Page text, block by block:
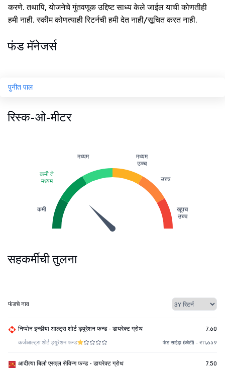
करणे. तथापि, योजनेचे गुंतवणूक उद्दिष्ट साध्य केले जाईल याची कोणतीही
हमी नाही. स्कीम कोणत्याही रिटर्नची हमी देत नाही/सूचित करत नाही.
फंड मॅनेजर्स
पुनीत पाल
रिस्क-ओ-मीटर
कमी
कमी ते
मध्यम
मध्यम
मध्यम
उच्च
उच्च
खूपच
उच्च
सहकर्मींची तुलना
फंडचे नाव
निप्पोन इन्डीया आल्ट्रा शोर्ट ड्यूरेशन फन्ड - डायरेक्ट ग्रोथ 7.60
कर्जआल्ट्रा शोर्ट ड्यूरेशन फन्ड फंड साईझ (कोटी) - ₹11,659
आदीत्या बिर्ला एसएल सेविन्ग फन्ड - डायरेक्ट ग्रोथ 7.50